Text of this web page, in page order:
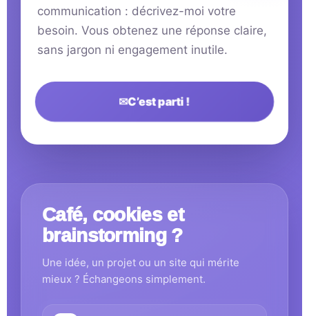
communication : décrivez-moi votre
besoin. Vous obtenez une réponse claire,
sans jargon ni engagement inutile.
✉C’est parti !
Café, cookies et
brainstorming ?
Une idée, un projet ou un site qui mérite
mieux ? Échangeons simplement.